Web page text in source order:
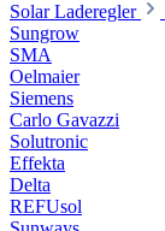
Solar Laderegler
Sungrow
SMA
Oelmaier
Siemens
Carlo Gavazzi
Solutronic
Effekta
Delta
REFUsol